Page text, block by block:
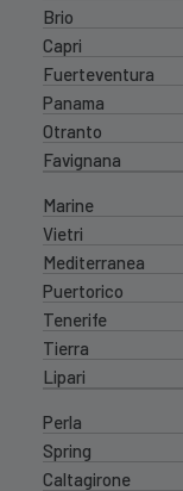
Brio
Capri
Fuerteventura
Panama
Otranto
Favignana
Marine
Vietri
Mediterranea
Puertorico
Tenerife
Tierra
Lipari
Perla
Spring
Caltagirone